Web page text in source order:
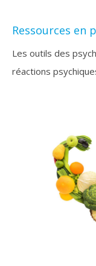
Ressources en
Les outils des
réactions